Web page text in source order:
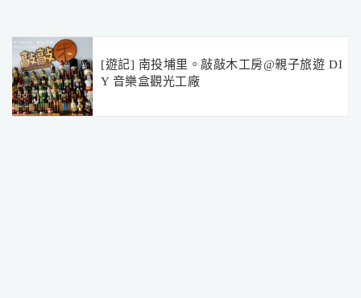
[遊記] 南投埔里。敲敲木工房@親子旅遊 DI
Y 音樂盒觀光工廠